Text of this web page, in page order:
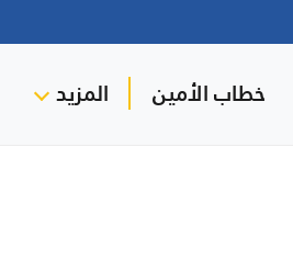
خطاب الأمين المزيد